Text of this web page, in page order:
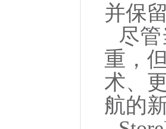
并保
尽
重，
术、
航的